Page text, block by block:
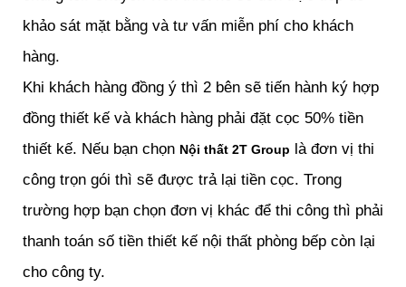
khảo sát mặt bằng và tư vấn miễn phí cho khách
hàng.
Khi khách hàng đồng ý thì 2 bên sẽ tiến hành ký hợp
đồng thiết kế và khách hàng phải đặt cọc 50% tiền
thiết kế. Nếu bạn chọn Nội thất 2T Group là đơn vị thi
công trọn gói thì sẽ được trả lại tiền cọc. Trong
trường hợp bạn chọn đơn vị khác để thi công thì phải
thanh toán số tiền thiết kế nội thất phòng bếp còn lại
cho công ty.